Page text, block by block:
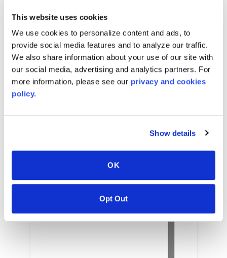
This website uses cookies
We use cookies to personalize content and ads, to
provide social media features and to analyze our traffic.
We also share information about your use of our site with
our social media, advertising and analytics partners. For
more information, please see our privacy and cookies
policy.
Show details
OK
Opt Out
(reel)L x5.5mmcaliper
up to 2743 mm(reel)W x up to 226000mm
(reel)L x6mm caliper